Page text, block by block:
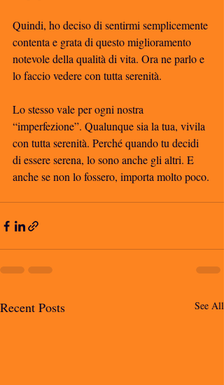
Quindi, ho deciso di sentirmi semplicemente
contenta e grata di questo miglioramento
notevole della qualità di vita. Ora ne parlo e
lo faccio vedere con tutta serenità.
Lo stesso vale per ogni nostra
“imperfezione”. Qualunque sia la tua, vivila
con tutta serenità. Perché quando tu decidi
di essere serena, lo sono anche gli altri. E
anche se non lo fossero, importa molto poco.
Recent Posts See All